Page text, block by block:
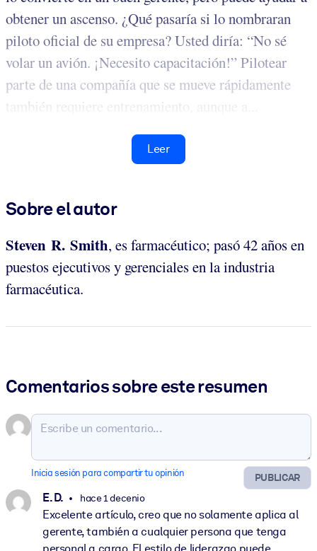
obtener un ascenso. ¿Qué pasaría si lo nombraran
piloto oficial de su empresa? Usted diría: “No sé
volar un avión. ¡Necesito capacitación!” Pilotear
parte de una compañía que se mueve rápidamente
también requiere entrenamiento, aunque a...
Leer
Sobre el autor
Steven R. Smith, es farmacéutico; pasó 42 años en
puestos ejecutivos y gerenciales en la industria
farmacéutica.
Comentarios sobre este resumen
PUBLICAR
Inicia sesión para compartir tu opinión
E. D. hace 1 decenio
Excelente artículo, creo que no solamente aplica al
gerente, también a cualquier persona que tenga